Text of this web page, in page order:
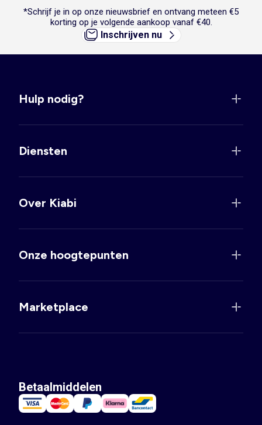
*Schrijf je in op onze nieuwsbrief en ontvang meteen €5
korting op je volgende aankoop vanaf €40.
Inschrijven nu
Hulp nodig?
Diensten
Over Kiabi
Onze hoogtepunten
Marketplace
Betaalmiddelen